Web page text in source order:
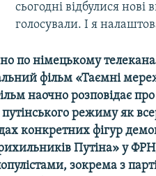
сьогодні відбулися
голосували. І я
по німецькому
фільм «Таємні
наочно розповідає
режиму як
конкретних фігур
Путіна» у
зокрема з